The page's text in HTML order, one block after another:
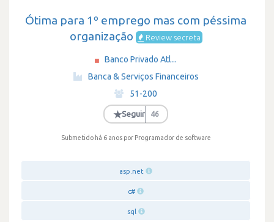
Ótima para 1º emprego mas com péssima
organização
Review secreta
Banco Privado Atl...
Banca & Serviços Financeiros
·
51-200
·
★Seguir 46
Submetido há 6 anos por Programador de software
asp.net
c#
sql